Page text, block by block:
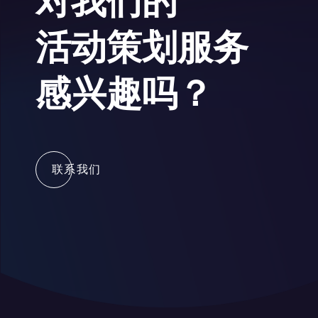
活动策划服务
感兴趣吗？
联系我们